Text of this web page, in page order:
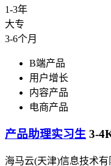
1-3年
大专
3-6个月
B端产品
用户增长
内容产品
电商产品
产品助理实习生 3-
海马云(天津)信息技术